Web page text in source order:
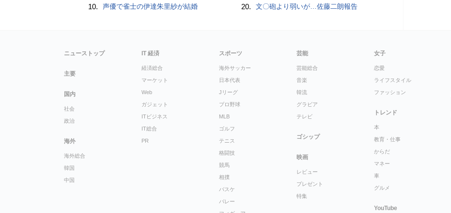
10. 声優で雀士の伊達朱里紗が結婚 20. 文〇砲より弱いが…佐藤二朗報告
ニューストップ
主要
国内
社会
政治
海外
海外総合
韓国
中国
IT 経済
経済総合
マーケット
Web
ガジェット
ITビジネス
IT総合
PR
スポーツ
海外サッカー
日本代表
Jリーグ
プロ野球
MLB
ゴルフ
テニス
格闘技
競馬
相撲
バスケ
バレー
芸能
芸能総合
音楽
韓流
グラビア
テレビ
ゴシップ
映画
レビュー
プレゼント
特集
女子
恋愛
ライフスタイル
ファッション
トレンド
本
教育・仕事
からだ
マネー
車
グルメ
YouTube